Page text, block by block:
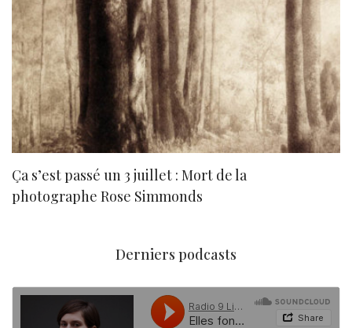
Ça s’est passé un 3 juillet : Mort de la
photographe Rose Simmonds
Derniers podcasts